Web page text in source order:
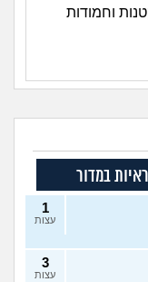
וחמודות
במדור
1
עצות
3
עצות